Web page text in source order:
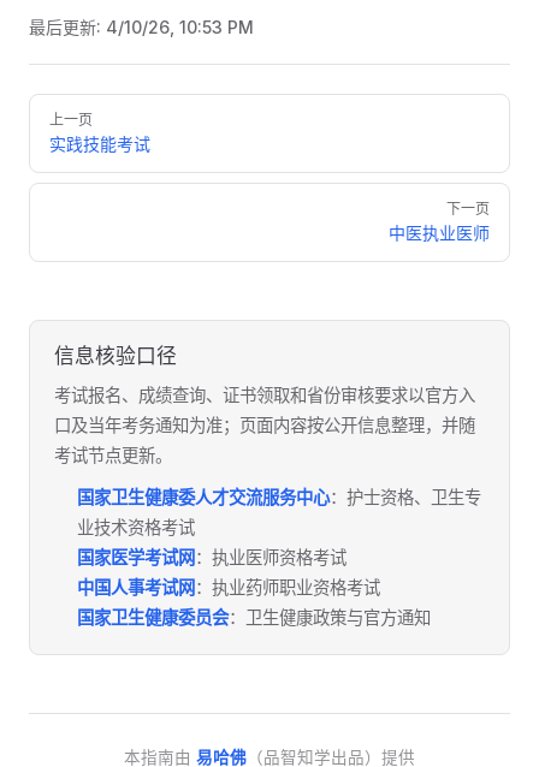
最后更新: 4/10/26, 10:53 PM
Pager
上一页
实践技能考试
下一页
中医执业医师
信息核验口径
考试报名、成绩查询、证书领取和省份审核要求以官方入
口及当年考务通知为准；页面内容按公开信息整理，并随
考试节点更新。
国家卫生健康委人才交流服务中心：护士资格、卫生专
业技术资格考试
国家医学考试网 ：执业医师资格考试
中国人事考试网 ：执业药师职业资格考试
国家卫生健康委员会：卫生健康政策与官方通知
本指南由 易哈佛 （品智知学出品）提供